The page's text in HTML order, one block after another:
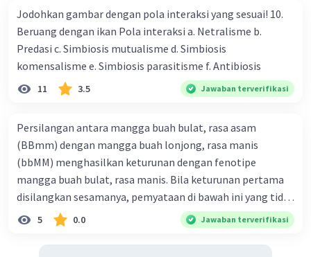
Jodohkan gambar dengan pola interaksi yang sesuai! 10.
Beruang dengan ikan Pola interaksi a. Netralisme b.
Predasi c. Simbiosis mutualisme d. Simbiosis
komensalisme e. Simbiosis parasitisme f. Antibiosis
11 3.5 Jawaban terverifikasi
Persilangan antara mangga buah bulat, rasa asam
(BBmm) dengan mangga buah lonjong, rasa manis
(bbMM) menghasilkan keturunan dengan fenotipe
mangga buah bulat, rasa manis. Bila keturunan pertama
disilangkan sesamanya, pemyataan di bawah ini yang tidak
benar mengenai keturunan yang dihasilkan dari
5 0.0 Jawaban terverifikasi